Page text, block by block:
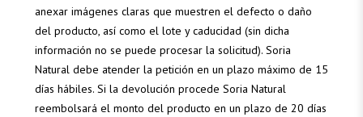
anexar imágenes claras que muestren el defecto o daño
del producto, así como el lote y caducidad (sin dicha
información no se puede procesar la solicitud). Soria
Natural debe atender la petición en un plazo máximo de 15
días hábiles. Si la devolución procede Soria Natural
reembolsará el monto del producto en un plazo de 20 días